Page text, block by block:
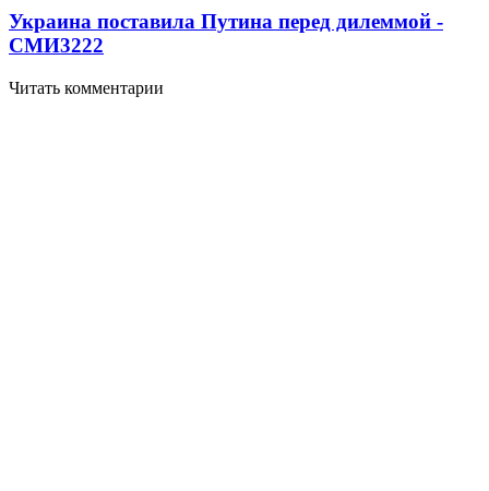
Украина поставила Путина перед дилеммой -
СМИ3222
Читать комментарии